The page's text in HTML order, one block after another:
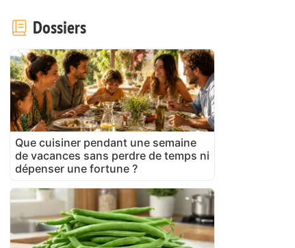
Dossiers
Que cuisiner pendant une semaine
de vacances sans perdre de temps ni
dépenser une fortune ?